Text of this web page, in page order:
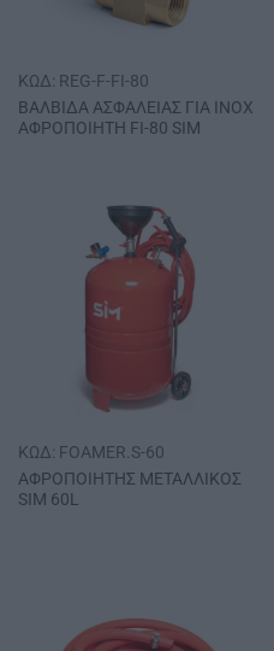
ΚΩΔ: REG-F-FI-80
ΒΑΛΒΙΔΑ ΑΣΦΑΛΕΙΑΣ ΓΙΑ INOX
ΑΦΡΟΠΟΙΗΤΗ FΙ-80 SΙΜ
ΚΩΔ: FOAMER.S-60
ΑΦΡΟΠΟΙΗΤΗΣ ΜΕΤΑΛΛΙΚΟΣ
SΙΜ 60L